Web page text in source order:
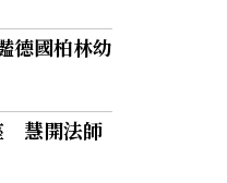
德國柏林幼
慧開法師